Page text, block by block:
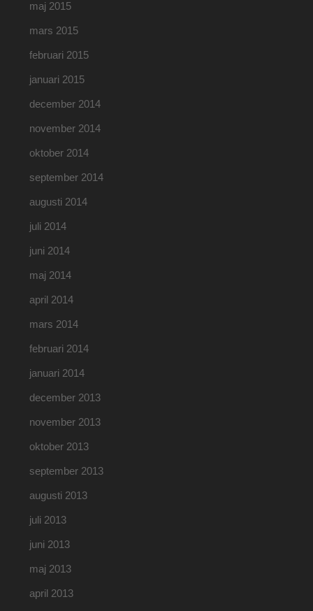
maj 2015
mars 2015
februari 2015
januari 2015
december 2014
november 2014
oktober 2014
september 2014
augusti 2014
juli 2014
juni 2014
maj 2014
april 2014
mars 2014
februari 2014
januari 2014
december 2013
november 2013
oktober 2013
september 2013
augusti 2013
juli 2013
juni 2013
maj 2013
april 2013